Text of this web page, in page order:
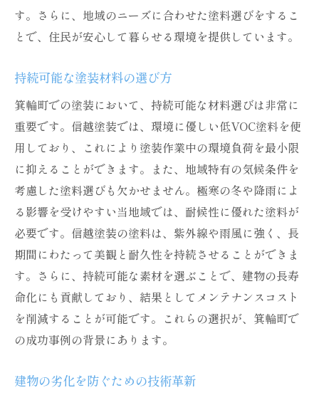
す。さらに、地域のニーズに合わせた塗料選びをするこ
とで、住民が安心して暮らせる環境を提供しています。
持続可能な塗装材料の選び方
箕輪町での塗装において、持続可能な材料選びは非常に
重要です。信越塗装では、環境に優しい低VOC塗料を使
用しており、これにより塗装作業中の環境負荷を最小限
に抑えることができます。また、地域特有の気候条件を
考慮した塗料選びも欠かせません。極寒の冬や降雨によ
る影響を受けやすい当地域では、耐候性に優れた塗料が
必要です。信越塗装の塗料は、紫外線や雨風に強く、長
期間にわたって美観と耐久性を持続させることができま
す。さらに、持続可能な素材を選ぶことで、建物の長寿
命化にも貢献しており、結果としてメンテナンスコスト
を削減することが可能です。これらの選択が、箕輪町で
の成功事例の背景にあります。
建物の劣化を防ぐための技術革新